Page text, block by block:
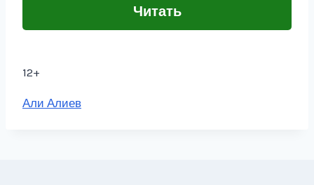
Читать
12+
Метки
Али Алиев